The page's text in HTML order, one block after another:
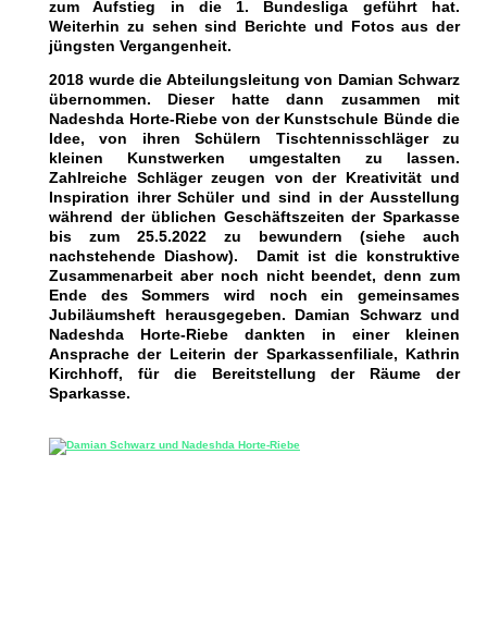
zum Aufstieg in die 1. Bundesliga geführt hat.
Weiterhin zu sehen sind Berichte und Fotos aus der
jüngsten Vergangenheit.
2018 wurde die Abteilungsleitung von Damian Schwarz
übernommen. Dieser hatte dann zusammen mit
Nadeshda Horte-Riebe von der Kunstschule Bünde die
Idee, von ihren Schülern Tischtennisschläger zu
kleinen Kunstwerken umgestalten zu lassen.
Zahlreiche Schläger zeugen von der Kreativität und
Inspiration ihrer Schüler und sind in der Ausstellung
während der üblichen Geschäftszeiten der Sparkasse
bis zum 25.5.2022 zu bewundern (siehe auch
nachstehende Diashow). Damit ist die konstruktive
Zusammenarbeit aber noch nicht beendet, denn zum
Ende des Sommers wird noch ein gemeinsames
Jubiläumsheft herausgegeben. Damian Schwarz und
Nadeshda Horte-Riebe dankten in einer kleinen
Ansprache der Leiterin der Sparkassenfiliale, Kathrin
Kirchhoff, für die Bereitstellung der Räume der
Sparkasse.